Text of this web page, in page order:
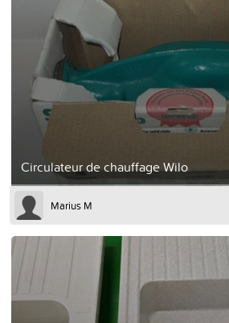
Circulateur de chauffage Wilo
Marius M